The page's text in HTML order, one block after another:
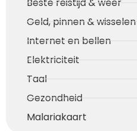
Beste reistijd & weer
Geld, pinnen & wisselen
Internet en bellen
Elektriciteit
Taal
Gezondheid
Malariakaart